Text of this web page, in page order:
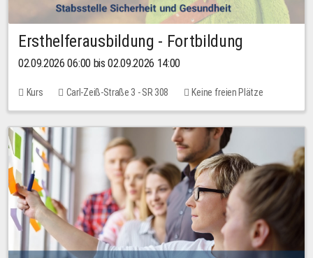
Ersthelferausbildung - Fortbildung
02.09.2026 06:00 bis 02.09.2026 14:00
Kurs Carl-Zeiß-Straße 3 - SR 308 Keine freien Plätze